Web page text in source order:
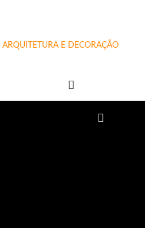
ARQUITETURA E DECORAÇÃO